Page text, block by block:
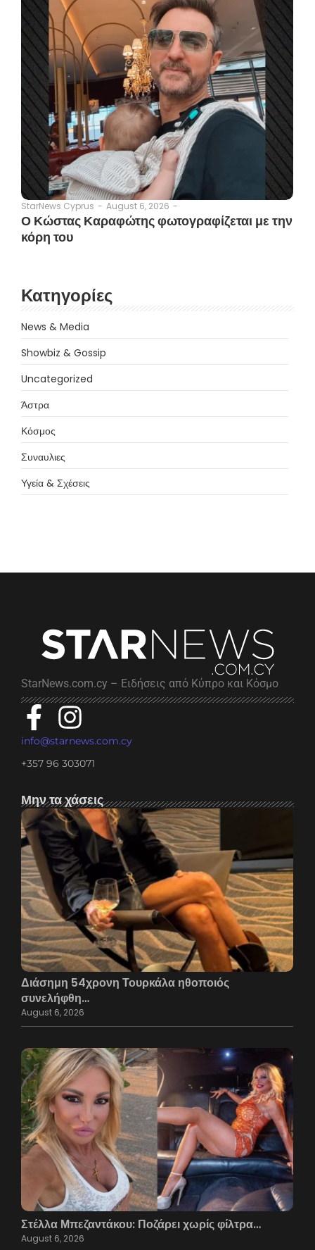
StarNews Cyprus - August 6, 2026 -
Ο Κώστας Καραφώτης φωτογραφίζεται με την
κόρη του
Κατηγορίες
News & Media
Showbiz & Gossip
Uncategorized
Άστρα
Κόσμος
Συναυλιες
Υγεία & Σχέσεις
StarNews.com.cy – Ειδήσεις από Κύπρο και Κόσμο
info@starnews.com.cy
+357 96 303071
Μην τα χάσεις
Διάσημη 54χρονη Τουρκάλα ηθοποιός
συνελήφθη…
August 6, 2026
Στέλλα Μπεζαντάκου: Ποζάρει χωρίς φίλτρα…
August 6, 2026